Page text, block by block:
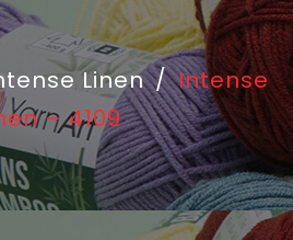
Linen / Intense
– 4109